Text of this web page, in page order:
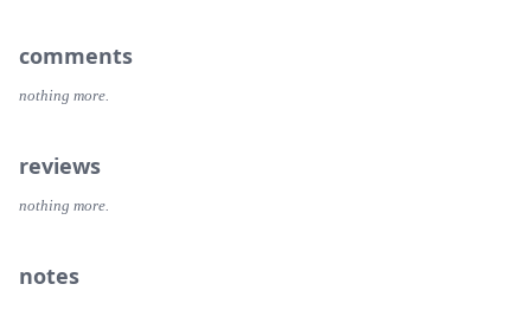
comments
nothing more.
reviews
nothing more.
notes